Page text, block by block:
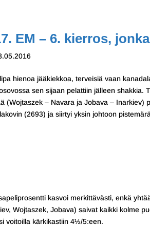
EM – 6. kierros,
hienoa jääkiekkoa, terveisiä vaan
sen sijaan pelattiin jälleen shakkia.
(Wojtaszek – Navara ja Jobava – Inarkiev)
(2693) ja siirtyi yksin johtoon
kasvoi merkittävästi, enkä
Wojtaszek, Jobava) saivat kaikki kolme
voitoilla kärkikastiin 4½/5:een.